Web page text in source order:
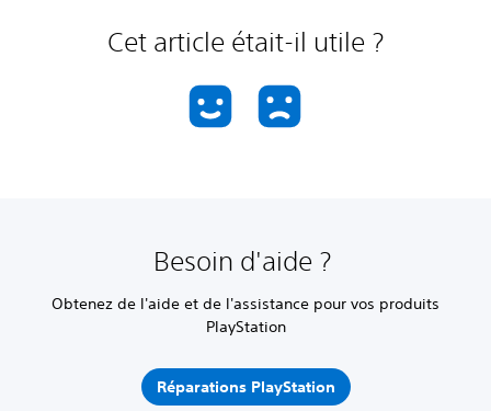
Cet article était-il utile ?
Besoin d'aide ?
Obtenez de l'aide et de l'assistance pour vos produits
PlayStation
Réparations PlayStation